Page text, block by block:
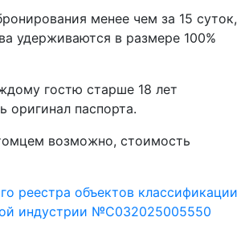
менее чем за 15 суток,
удерживаются в размере 100%
гостю старше 18 лет
оригинал паспорта.
возможно, стоимость
реестра объектов классификации
индустрии №С032025005550